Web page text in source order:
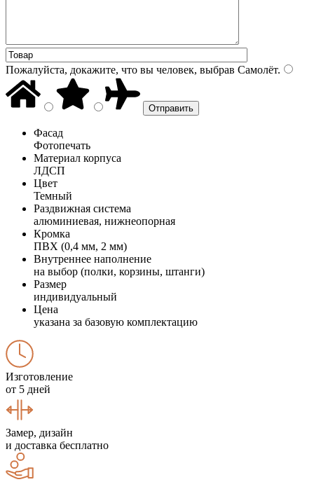
Пожалуйста, докажите, что вы человек, выбрав Самолёт.
Фасад
Фотопечать
Материал корпуса
ЛДСП
Цвет
Темный
Раздвижная система
алюминиевая, нижнеопорная
Кромка
ПВХ (0,4 мм, 2 мм)
Внутреннее наполнение
на выбор (полки, корзины, штанги)
Размер
индивидуальный
Цена
указана за базовую комплектацию
Изготовление
от 5 дней
Замер, дизайн
и доставка бесплатно